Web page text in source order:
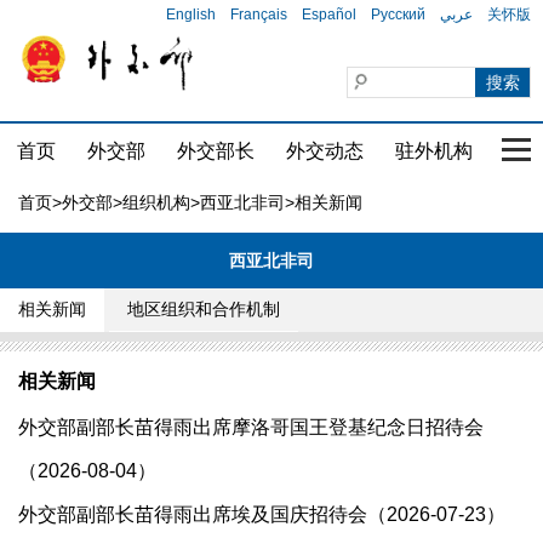
English Français Español Русский عربي 关怀版
首页 外交部 外交部长 外交动态 驻外机构 国
首页>外交部>组织机构>西亚北非司>相关新闻
西亚北非司
相关新闻 地区组织和合作机制
相关新闻
外交部副部长苗得雨出席摩洛哥国王登基纪念日招待会
（2026-08-04）
外交部副部长苗得雨出席埃及国庆招待会（2026-07-23）